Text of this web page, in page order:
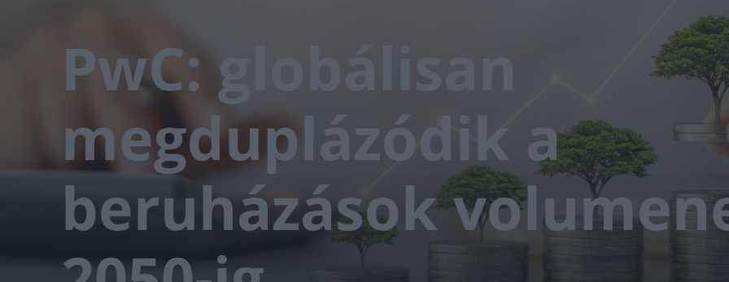
PwC: globálisan
megduplázódik a
beruházások